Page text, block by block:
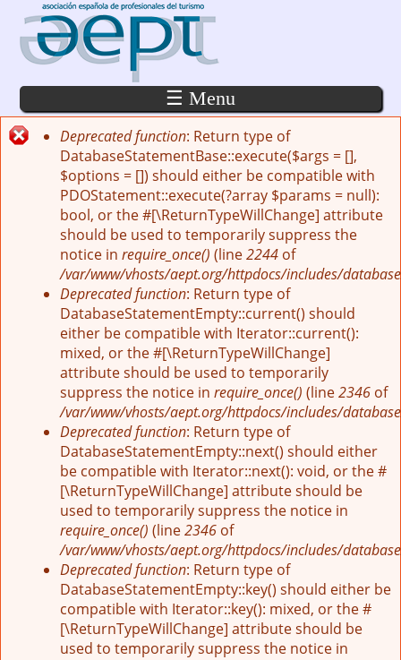
Pasar al contenido principal
☰ Menu
Mensaje de error
Deprecated function: Return type of
DatabaseStatementBase::execute($args = [],
$options = []) should either be compatible with
PDOStatement::execute(?array $params = null):
bool, or the #[\ReturnTypeWillChange] attribute
should be used to temporarily suppress the
notice in require_once() (line2244 of
/var/www/vhosts/aept.org/httpdocs/includes/
Deprecated function: Return type of
DatabaseStatementEmpty::current() should
either be compatible with Iterator::current():
mixed, or the #[\ReturnTypeWillChange]
attribute should be used to temporarily
suppress the notice in require_once() (line2346 of
/var/www/vhosts/aept.org/httpdocs/includes/
Deprecated function: Return type of
DatabaseStatementEmpty::next() should either
be compatible with Iterator::next(): void, or the #
[\ReturnTypeWillChange] attribute should be
used to temporarily suppress the notice in
require_once() (line2346 of
/var/www/vhosts/aept.org/httpdocs/includes/
Deprecated function: Return type of
DatabaseStatementEmpty::key() should either be
compatible with Iterator::key(): mixed, or the #
[\ReturnTypeWillChange] attribute should be
used to temporarily suppress the notice in